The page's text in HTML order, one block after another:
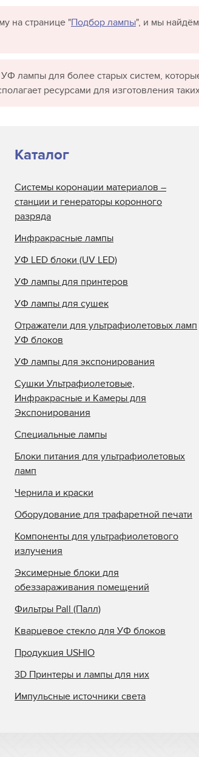
на странице "Подбор лампы", и мы
лампы для более старых систем,
ресурсами для изготовления
Каталог
Системы коронации материалов –
станции и генераторы коронного
разряда
Инфракрасные лампы
УФ LED блоки (UV LED)
УФ лампы для принтеров
УФ лампы для сушек
Отражатели для ультрафиолетовых ламп
УФ блоков
УФ лампы для экспонирования
Сушки Ультрафиолетовые,
Инфракрасные и Камеры для
Экспонирования
Специальные лампы
Блоки питания для ультрафиолетовых
ламп
Чернила и краски
Оборудование для трафаретной печати
Компоненты для ультрафиолетового
излучения
Эксимерные блоки для
обеззараживания помещений
Фильтры Pall (Палл)
Кварцевое стекло для УФ блоков
Продукция USHIO
3D Принтеры и лампы для них
Импульсные источники света